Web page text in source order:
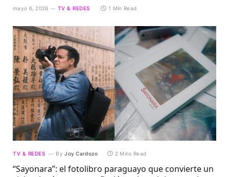
mayo 6, 2026 TV & REDES 1 Min Read
TV & REDES By Joy Cardozo 2 Mins Read
“Sayonara”: el fotolibro paraguayo que convierte un